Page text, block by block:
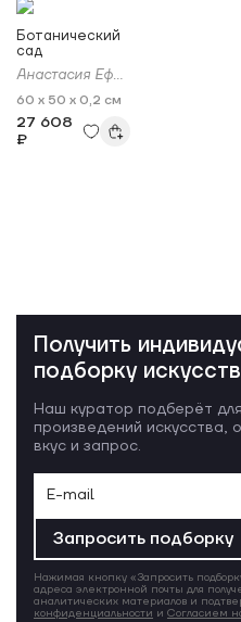
Ботанический
сад
Анастасия Ефимова
60 x 50 x 0,2 см
27 608
₽
Получить
подборку
Наш куратор подберёт
произведений искусства,
вкус и запрос.
Запросить подборку
Нажимая кнопку «Запросить
адреса электронной почты для
аналитических материалов и
конфиденциальности и Согласием